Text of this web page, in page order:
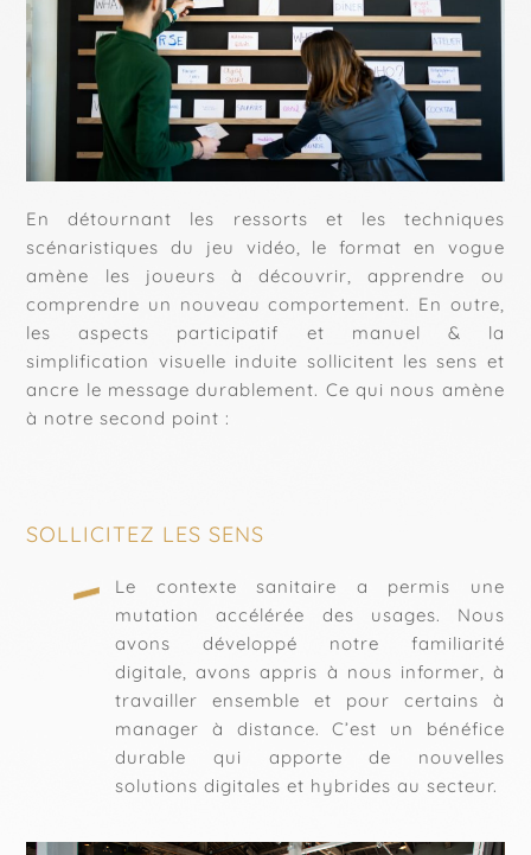
En détournant les ressorts et les techniques
scénaristiques du jeu vidéo, le format en vogue
amène les joueurs à découvrir, apprendre ou
comprendre un nouveau comportement. En outre,
les aspects participatif et manuel & la
simplification visuelle induite sollicitent les sens et
ancre le message durablement. Ce qui nous amène
à notre second point :
SOLLICITEZ LES SENS
Le contexte sanitaire a permis une
mutation accélérée des usages. Nous
avons développé notre familiarité
digitale, avons appris à nous informer, à
travailler ensemble et pour certains à
manager à distance. C’est un bénéfice
durable qui apporte de nouvelles
solutions digitales et hybrides au secteur.